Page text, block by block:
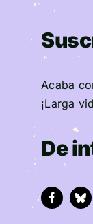
Acaba
¡Larga
De